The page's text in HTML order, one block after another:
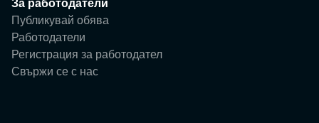
За работодатели
Публикувай обява
Работодатели
Регистрация за работодател
Свържи се с нас